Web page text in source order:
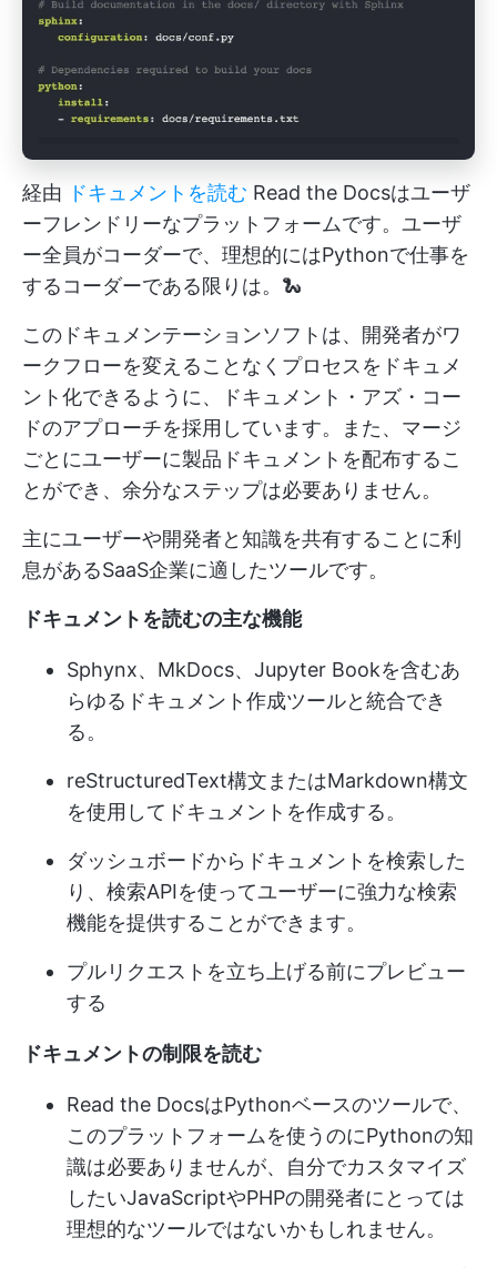
経由 ドキュメントを読む Read the Docsはユーザ
ーフレンドリーなプラットフォームです。ユーザ
ー全員がコーダーで、理想的にはPythonで仕事を
するコーダーである限りは。🐍
このドキュメンテーションソフトは、開発者がワ
ークフローを変えることなくプロセスをドキュメ
ント化できるように、ドキュメント・アズ・コー
ドのアプローチを採用しています。また、マージ
ごとにユーザーに製品ドキュメントを配布するこ
とができ、余分なステップは必要ありません。
主にユーザーや開発者と知識を共有することに利
息があるSaaS企業に適したツールです。
ドキュメントを読むの主な機能
Sphynx、MkDocs、Jupyter Bookを含むあ
らゆるドキュメント作成ツールと統合でき
る。
reStructuredText構文またはMarkdown構文
を使用してドキュメントを作成する。
ダッシュボードからドキュメントを検索した
り、検索APIを使ってユーザーに強力な検索
機能を提供することができます。
プルリクエストを立ち上げる前にプレビュー
する
ドキュメントの制限を読む
Read the DocsはPythonベースのツールで、
このプラットフォームを使うのにPythonの知
識は必要ありませんが、自分でカスタマイズ
したいJavaScriptやPHPの開発者にとっては
理想的なツールではないかもしれません。